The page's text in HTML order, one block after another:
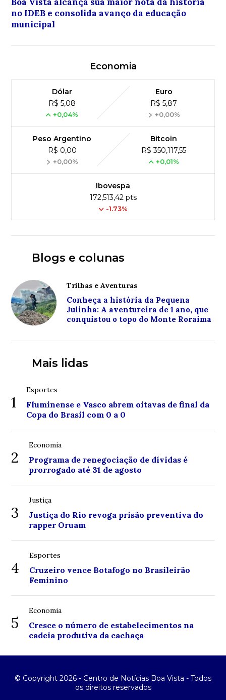
no IDEB e consolida avanço da educação
municipal
Economia
Dólar
R$ 5,08
+0,04%
Euro
R$ 5,87
+0,00%
Peso Argentino
R$ 0,00
+0,00%
Bitcoin
R$ 350,117,55
+0,01%
Ibovespa
172,513,42 pts
-1.73%
Blogs e colunas
Trilhas e Aventuras
Conheça a história da Pequena
Julinha: A aventureira de 1 ano, que
conquistou o topo do Monte Roraima
Mais lidas
1
Esportes
Fluminense e Vasco abrem oitavas de final da
Copa do Brasil com 0 a 0
2
Economia
Programa de renegociação de dívidas é
prorrogado até 31 de agosto
3
Justiça
Justiça do Rio revoga prisão preventiva do
rapper Oruam
4
Esportes
Cruzeiro vence Botafogo no Brasileirão
Feminino
5
Economia
Cresce o número de estabelecimentos na
cadeia produtiva da cachaça
© Copyright 2026 - Centro de Notícias Boa Vista - Todos
os direitos reservados